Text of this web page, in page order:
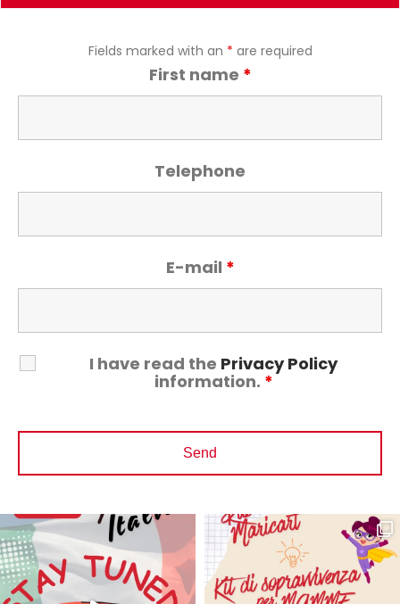
Fields marked with an * are required
First name *
Telephone
E-mail *
I have read the Privacy Policy
information. *